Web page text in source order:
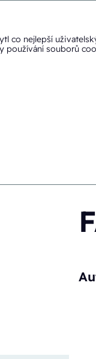
co nejlepší
používání souborů